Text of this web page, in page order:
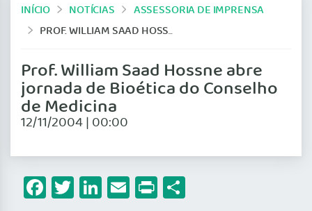
INÍCIO NOTÍCIAS
ASSESSORIA DE IMPRENSA
PROF. WILLIAM SAAD HOSSNE ABRE JORNADA DE BIOÉTICA DO CONSELHO DE MEDICINA
Prof. William Saad Hossne abre
jornada de Bioética do Conselho
de Medicina
12/11/2004 | 00:00
Facebook
Twitter
LinkedIn
Email
Print